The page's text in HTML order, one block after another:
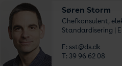
Søren Storm
Chefkonsulent,
Standardisering |
E: sst@ds.dk
T: 39 96 62 08